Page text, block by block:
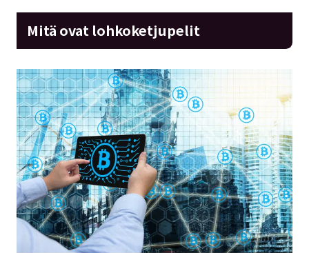
Mitä ovat lohkoketjupelit